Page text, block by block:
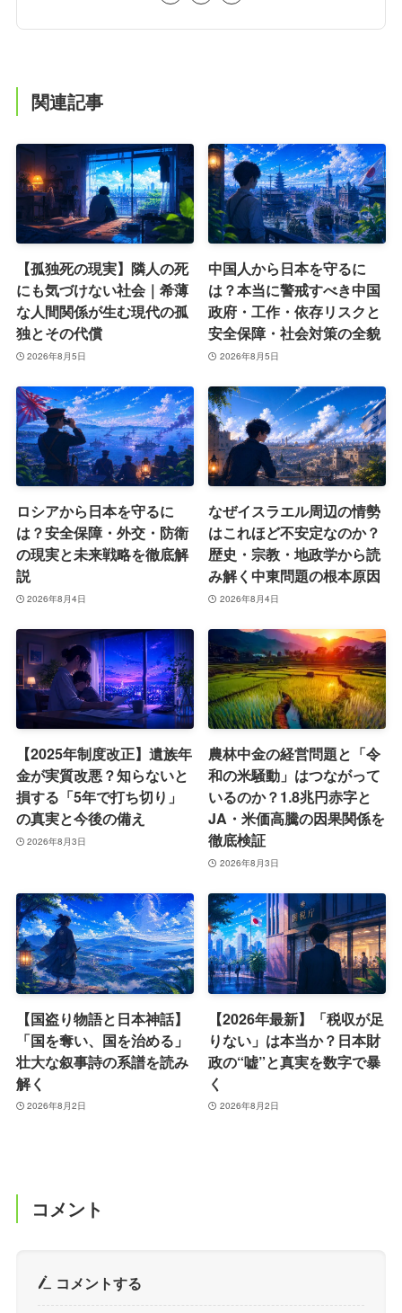
関連記事
【孤独死の現実】隣人の死
にも気づけない社会｜希薄
な人間関係が生む現代の孤
独とその代償
2026年8月5日
中国人から日本を守るに
は？本当に警戒すべき中国
政府・工作・依存リスクと
安全保障・社会対策の全貌
2026年8月5日
ロシアから日本を守るに
は？安全保障・外交・防衛
の現実と未来戦略を徹底解
説
2026年8月4日
なぜイスラエル周辺の情勢
はこれほど不安定なのか？
歴史・宗教・地政学から読
み解く中東問題の根本原因
2026年8月4日
【2025年制度改正】遺族年
金が実質改悪？知らないと
損する「5年で打ち切り」
の真実と今後の備え
2026年8月3日
農林中金の経営問題と「令
和の米騒動」はつながって
いるのか？1.8兆円赤字と
JA・米価高騰の因果関係を
徹底検証
2026年8月3日
【国盗り物語と日本神話】
「国を奪い、国を治める」
壮大な叙事詩の系譜を読み
解く
2026年8月2日
【2026年最新】「税収が足
りない」は本当か？日本財
政の“嘘”と真実を数字で暴
く
2026年8月2日
コメント
コメントする